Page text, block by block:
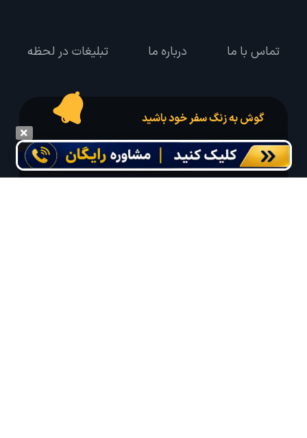
تماس با ما درباره ما تبلیغات در لحظه
گوش به زنگ سفر خود باشید
درخواست سفر خود را در مدت زمان دلخواه ثبت و پیامک بهترین آفر مربوط به تور
درخواستی خود را دریافت نمایید